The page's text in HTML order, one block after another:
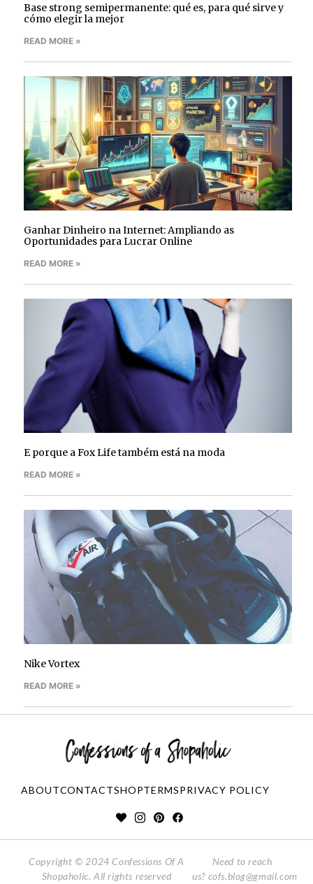
Base strong semipermanente: qué es, para qué sirve y
cómo elegir la mejor
READ MORE »
Ganhar Dinheiro na Internet: Ampliando as
Oportunidades para Lucrar Online
READ MORE »
E porque a Fox Life também está na moda
READ MORE »
Nike Vortex
READ MORE »
ABOUTCONTACTSHOPTERMSPRIVACY POLICY
Copyright © 2024 Confessions Of A
Shopaholic. All rights reserved
Need to reach
us? cofs.blog@gmail.com